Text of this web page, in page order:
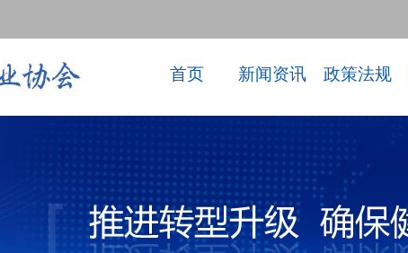
首页 新闻资讯 政策法规